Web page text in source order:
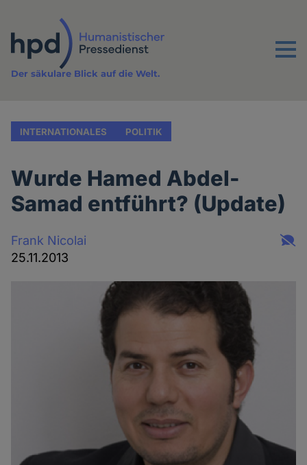
Inhalt
Menu
Der säkulare Blick auf die Welt.
INTERNATIONALES POLITIK
Wurde Hamed Abdel-
Samad entführt? (Update)
Frank Nicolai
25.11.2013